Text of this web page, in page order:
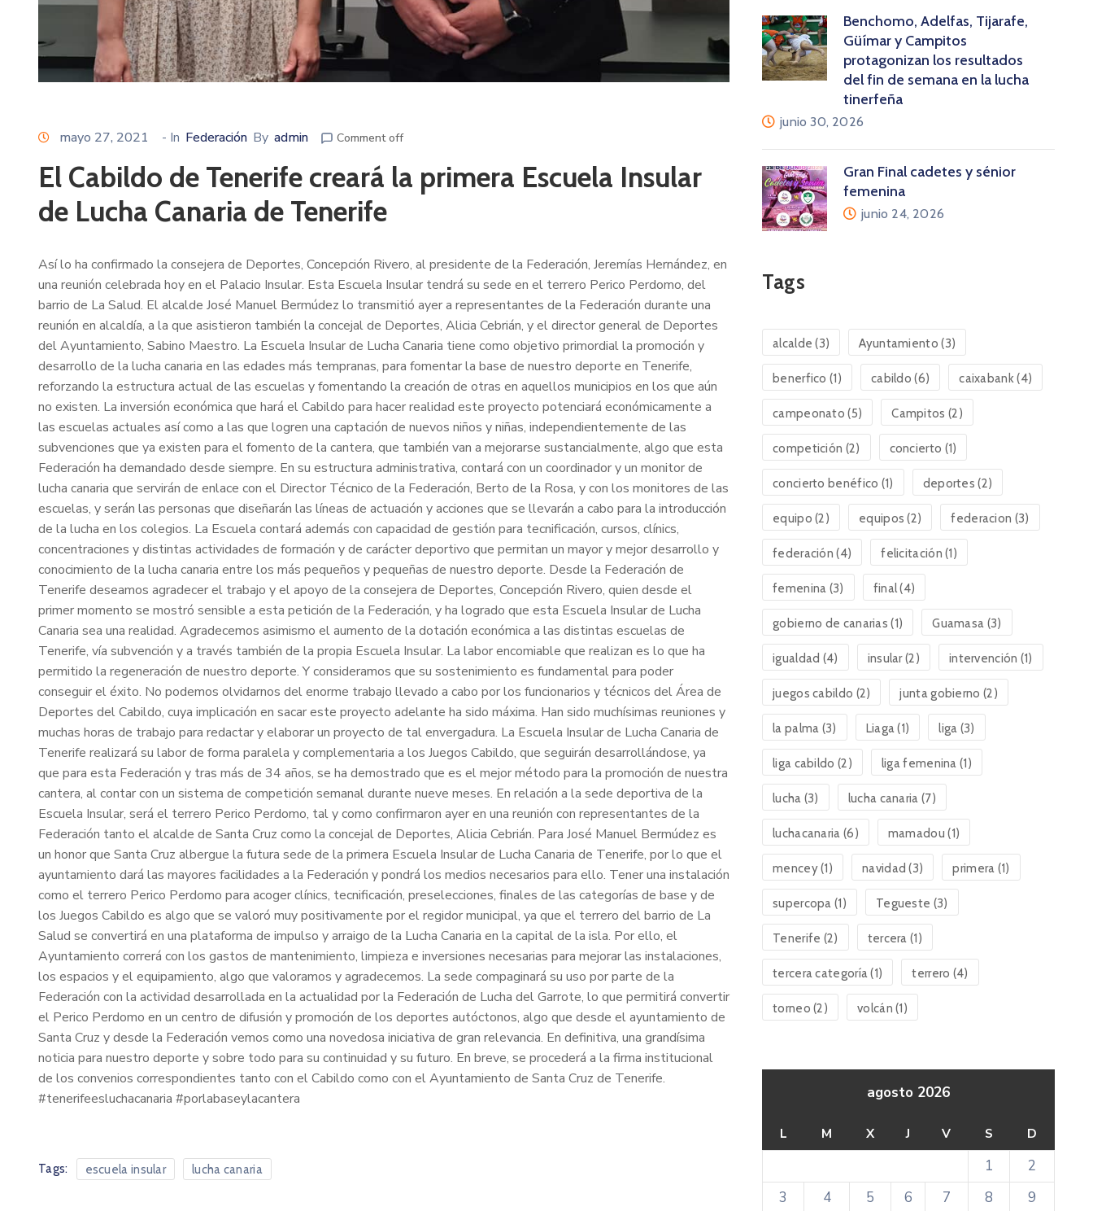
mayo 27, 2021 - In Federación By admin Comment off
El Cabildo de Tenerife creará la primera Escuela Insular
de Lucha Canaria de Tenerife
Así lo ha confirmado la consejera de Deportes, Concepción Rivero, al presidente de la Federación, Jeremías Hernández, en
una reunión celebrada hoy en el Palacio Insular. Esta Escuela Insular tendrá su sede en el terrero Perico Perdomo, del
barrio de La Salud. El alcalde José Manuel Bermúdez lo transmitió ayer a representantes de la Federación durante una
reunión en alcaldía, a la que asistieron también la concejal de Deportes, Alicia Cebrián, y el director general de Deportes
del Ayuntamiento, Sabino Maestro. La Escuela Insular de Lucha Canaria tiene como objetivo primordial la promoción y
desarrollo de la lucha canaria en las edades más tempranas, para fomentar la base de nuestro deporte en Tenerife,
reforzando la estructura actual de las escuelas y fomentando la creación de otras en aquellos municipios en los que aún
no existen. La inversión económica que hará el Cabildo para hacer realidad este proyecto potenciará económicamente a
las escuelas actuales así como a las que logren una captación de nuevos niños y niñas, independientemente de las
subvenciones que ya existen para el fomento de la cantera, que también van a mejorarse sustancialmente, algo que esta
Federación ha demandado desde siempre. En su estructura administrativa, contará con un coordinador y un monitor de
lucha canaria que servirán de enlace con el Director Técnico de la Federación, Berto de la Rosa, y con los monitores de las
escuelas, y serán las personas que diseñarán las líneas de actuación y acciones que se llevarán a cabo para la introducción
de la lucha en los colegios. La Escuela contará además con capacidad de gestión para tecnificación, cursos, clínics,
concentraciones y distintas actividades de formación y de carácter deportivo que permitan un mayor y mejor desarrollo y
conocimiento de la lucha canaria entre los más pequeños y pequeñas de nuestro deporte. Desde la Federación de
Tenerife deseamos agradecer el trabajo y el apoyo de la consejera de Deportes, Concepción Rivero, quien desde el
primer momento se mostró sensible a esta petición de la Federación, y ha logrado que esta Escuela Insular de Lucha
Canaria sea una realidad. Agradecemos asimismo el aumento de la dotación económica a las distintas escuelas de
Tenerife, vía subvención y a través también de la propia Escuela Insular. La labor encomiable que realizan es lo que ha
permitido la regeneración de nuestro deporte. Y consideramos que su sostenimiento es fundamental para poder
conseguir el éxito. No podemos olvidarnos del enorme trabajo llevado a cabo por los funcionarios y técnicos del Área de
Deportes del Cabildo, cuya implicación en sacar este proyecto adelante ha sido máxima. Han sido muchísimas reuniones y
muchas horas de trabajo para redactar y elaborar un proyecto de tal envergadura. La Escuela Insular de Lucha Canaria de
Tenerife realizará su labor de forma paralela y complementaria a los Juegos Cabildo, que seguirán desarrollándose, ya
que para esta Federación y tras más de 34 años, se ha demostrado que es el mejor método para la promoción de nuestra
cantera, al contar con un sistema de competición semanal durante nueve meses. En relación a la sede deportiva de la
Escuela Insular, será el terrero Perico Perdomo, tal y como confirmaron ayer en una reunión con representantes de la
Federación tanto el alcalde de Santa Cruz como la concejal de Deportes, Alicia Cebrián. Para José Manuel Bermúdez es
un honor que Santa Cruz albergue la futura sede de la primera Escuela Insular de Lucha Canaria de Tenerife, por lo que el
ayuntamiento dará las mayores facilidades a la Federación y pondrá los medios necesarios para ello. Tener una instalación
como el terrero Perico Perdomo para acoger clínics, tecnificación, preselecciones, finales de las categorías de base y de
los Juegos Cabildo es algo que se valoró muy positivamente por el regidor municipal, ya que el terrero del barrio de La
Salud se convertirá en una plataforma de impulso y arraigo de la Lucha Canaria en la capital de la isla. Por ello, el
Ayuntamiento correrá con los gastos de mantenimiento, limpieza e inversiones necesarias para mejorar las instalaciones,
los espacios y el equipamiento, algo que valoramos y agradecemos. La sede compaginará su uso por parte de la
Federación con la actividad desarrollada en la actualidad por la Federación de Lucha del Garrote, lo que permitirá convertir
el Perico Perdomo en un centro de difusión y promoción de los deportes autóctonos, algo que desde el ayuntamiento de
Santa Cruz y desde la Federación vemos como una novedosa iniciativa de gran relevancia. En definitiva, una grandísima
noticia para nuestro deporte y sobre todo para su continuidad y su futuro. En breve, se procederá a la firma institucional
de los convenios correspondientes tanto con el Cabildo como con el Ayuntamiento de Santa Cruz de Tenerife.
#tenerifeesluchacanaria #porlabaseylacantera
Tags: escuela insular lucha canaria
Benchomo, Adelfas, Tijarafe,
Güímar y Campitos
protagonizan los resultados
del fin de semana en la lucha
tinerfeña
junio 30, 2026
Gran Final cadetes y sénior
femenina
junio 24, 2026
Tags
alcalde (3) Ayuntamiento (3)
benerfico (1) cabildo (6) caixabank(4)
campeonato (5) Campitos (2)
competición (2) concierto (1)
concierto benéfico (1) deportes (2)
equipo (2) equipos (2) federacion (3)
federación (4) felicitación (1)
femenina (3) final(4)
gobierno de canarias (1) Guamasa (3)
igualdad (4) insular(2) intervención (1)
juegos cabildo (2) junta gobierno (2)
la palma (3) Liaga(1) liga (3)
liga cabildo (2) liga femenina (1)
lucha (3) lucha canaria (7)
luchacanaria (6) mamadou (1)
mencey(1) navidad (3) primera (1)
supercopa (1) Tegueste (3)
Tenerife (2) tercera (1)
tercera categoría(1) terrero (4)
torneo (2) volcán (1)
agosto 2026
L M X J V S D
1
2
3
4 5 6 7 8
9